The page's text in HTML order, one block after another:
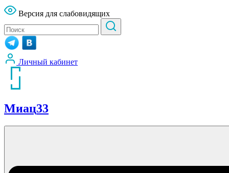
Версия для слабовидящих
Личный кабинет
Миац33